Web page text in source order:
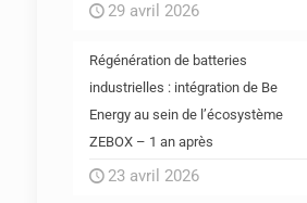
29 avril 2026
Régénération de batteries
industrielles : intégration de Be
Energy au sein de l’écosystème
ZEBOX – 1 an après
23 avril 2026